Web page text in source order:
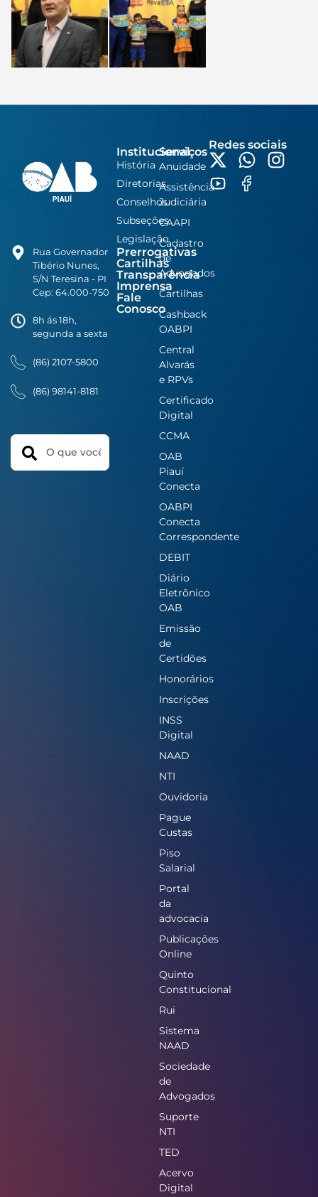
Rua Governador
Tibério Nunes,
S/N Teresina - PI
Cep: 64.000-750
8h ás 18h,
segunda a sexta
(86) 2107-5800
(86) 98141-8181
Search
Institucional
História
Diretorias
Conselhos
Subseções
Legislação
Prerrogativas
Cartilhas
Transparência
Imprensa
Fale
Conosco
Serviços
Anuidade
Assistência
Judiciária
CAAPI
Cadastro
de
Advogados
Cartilhas
Cashback
OABPI
Central
Alvarás
e RPVs
Certificado
Digital
CCMA
OAB
Piauí
Conecta
OABPI
Conecta
Correspondente
DEBIT
Diário
Eletrônico
OAB
Emissão
de
Certidões
Honorários
Inscrições
INSS
Digital
NAAD
NTI
Ouvidoria
Pague
Custas
Piso
Salarial
Portal
da
advocacia
Publicações
Online
Quinto
Constitucional
Rui
Sistema
NAAD
Sociedade
de
Advogados
Suporte
NTI
TED
Acervo
Digital
Redes sociais